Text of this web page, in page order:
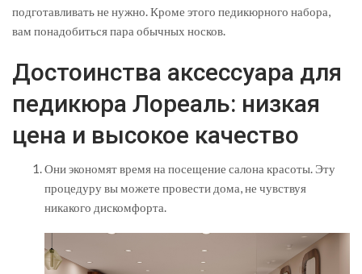
подготавливать не нужно. Кроме этого педикюрного набора,
вам понадобиться пара обычных носков.
Достоинства аксессуара для
педикюра Лореаль: низкая
цена и высокое качество
Они экономят время на посещение салона красоты. Эту
процедуру вы можете провести дома, не чувствуя
никакого дискомфорта.